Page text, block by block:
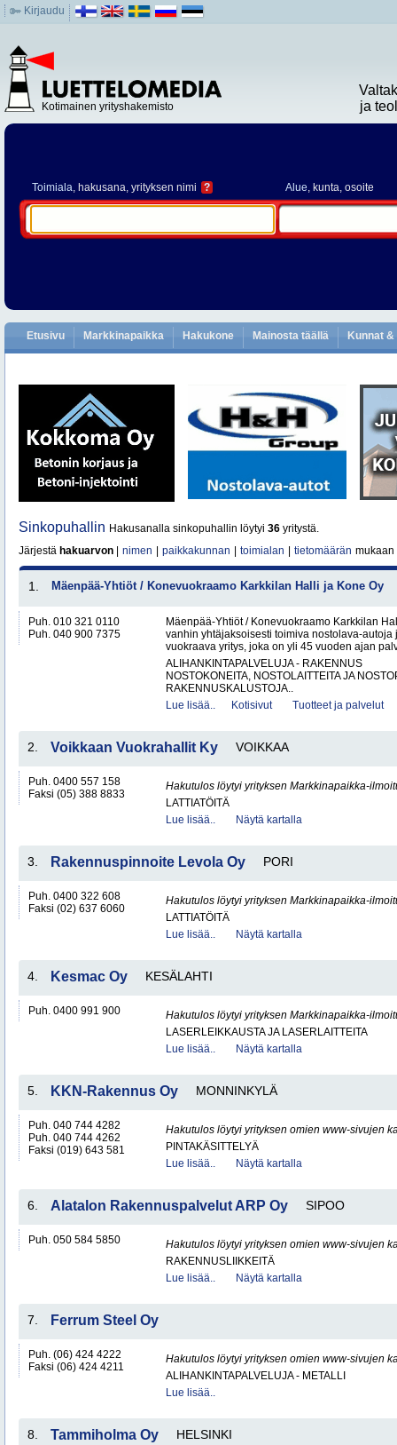
Kirjaudu
Kotimainen yrityshakemisto
ja
Toimiala, hakusana, yrityksen nimi ? Alue, kunta, osoite
Etusivu Markkinapaikka Hakukone Mainosta täällä Kunnat
Sinkopuhallin Hakusanalla sinkopuhallin löytyi 36 yritystä.
Järjestä hakuarvon nimen paikkakunnan toimialan tietomäärän mukaan
1. Mäenpää-Yhtiöt / Konevuokraamo Karkkilan Halli ja Kone Oy
Puh. 010 321 0110
Puh. 040 900 7375
Mäenpää-Yhtiöt / Konevuokraamo Karkkilan
vanhin yhtäjaksoisesti toimiva nostolava-autoja
vuokraava yritys, joka on yli 45 vuoden ajan
ALIHANKINTAPALVELUJA - RAKENNUS
NOSTOKONEITA, NOSTOLAITTEITA JA
RAKENNUSKALUSTOJA..
Lue lisää..
Kotisivut Tuotteet ja palvelut
2. Voikkaan Vuokrahallit Ky VOIKKAA
Puh. 0400 557 158
Faksi (05) 388 8833
Hakutulos löytyi yrityksen Markkinapaikka-
LATTIATÖITÄ
Lue lisää..
Näytä kartalla
3. Rakennuspinnoite Levola Oy PORI
Puh. 0400 322 608
Faksi (02) 637 6060
Hakutulos löytyi yrityksen Markkinapaikka-
LATTIATÖITÄ
Lue lisää..
Näytä kartalla
4. Kesmac Oy KESÄLAHTI
Puh. 0400 991 900
Hakutulos löytyi yrityksen Markkinapaikka-
LASERLEIKKAUSTA JA LASERLAITTEITA
Lue lisää..
Näytä kartalla
5. KKN-Rakennus Oy MONNINKYLÄ
Puh. 040 744 4282
Puh. 040 744 4262
Faksi (019) 643 581
Hakutulos löytyi yrityksen omien www-sivujen
PINTAKÄSITTELYÄ
Lue lisää..
Näytä kartalla
6. Alatalon Rakennuspalvelut ARP Oy SIPOO
Puh. 050 584 5850
Hakutulos löytyi yrityksen omien www-sivujen
RAKENNUSLIIKKEITÄ
Lue lisää..
Näytä kartalla
7. Ferrum Steel Oy
Puh. (06) 424 4222
Faksi (06) 424 4211
Hakutulos löytyi yrityksen omien www-sivujen
ALIHANKINTAPALVELUJA - METALLI
Lue lisää..
8. Tammiholma Oy HELSINKI